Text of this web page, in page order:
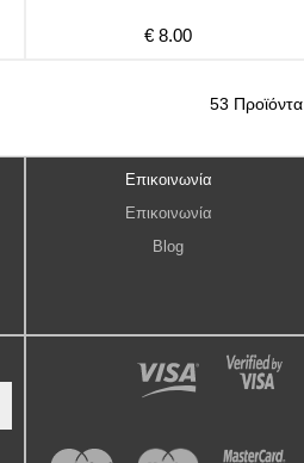
€ 8.00
53 Προϊόντα
Επικοινωνία
Επικοινωνία
Blog